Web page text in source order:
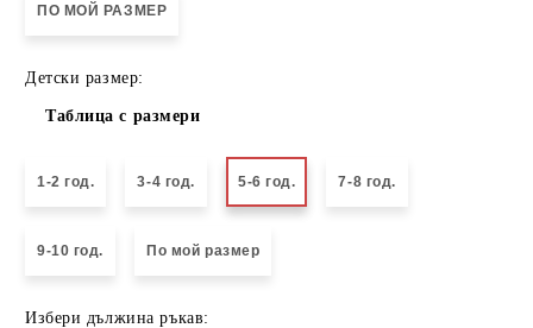
ПО МОЙ РАЗМЕР
Детски размер:
Таблица с размери
1-2 год. 3-4 год. 5-6 год. 7-8 год.
9-10 год. По мой размер
Избери дължина ръкав: